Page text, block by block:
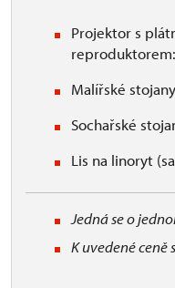
Projektor s
reproduktorem:
Malířské
Sochařské
Lis na linoryt
Jedná se o
K uvedené ceně